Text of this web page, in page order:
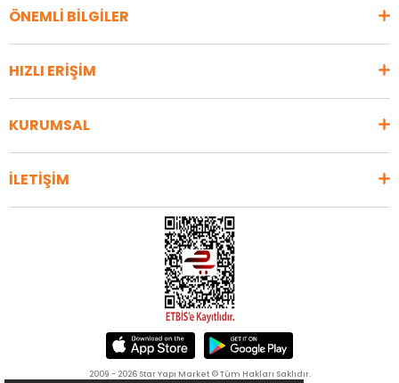
ÖNEMLİ BİLGİLER
HIZLI ERİŞİM
KURUMSAL
İLETİŞİM
2009 - 2026 Star Yapı Market © Tüm Hakları Saklıdır.